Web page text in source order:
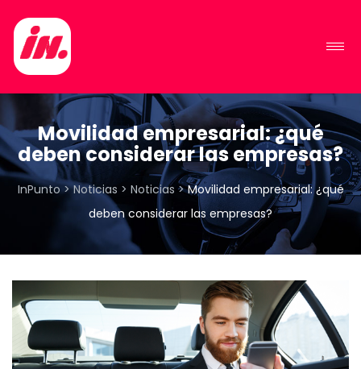
Movilidad empresarial: ¿qué
deben considerar las empresas?
InPunto>Noticias > Noticias >Movilidad empresarial: ¿qué
deben considerar las empresas?